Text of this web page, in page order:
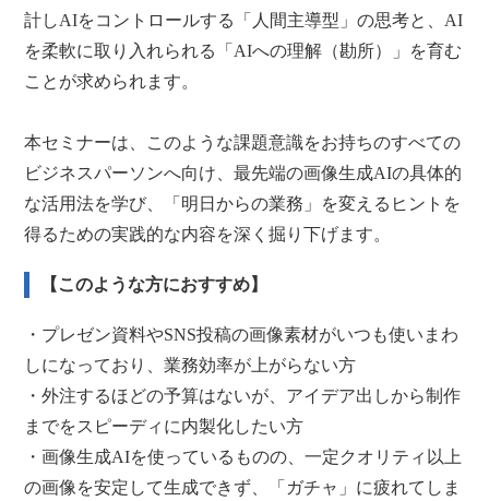
計しAIをコントロールする「人間主導型」の思考と、AI
を柔軟に取り入れられる「AIへの理解（勘所）」を育む
ことが求められます。
本セミナーは、このような課題意識をお持ちのすべての
ビジネスパーソンへ向け、最先端の画像生成AIの具体的
な活用法を学び、「明日からの業務」を変えるヒントを
得るための実践的な内容を深く掘り下げます。
【このような方におすすめ】
・プレゼン資料やSNS投稿の画像素材がいつも使いまわ
しになっており、業務効率が上がらない方
・外注するほどの予算はないが、アイデア出しから制作
までをスピーディに内製化したい方
・画像生成AIを使っているものの、一定クオリティ以上
の画像を安定して生成できず、「ガチャ」に疲れてしま